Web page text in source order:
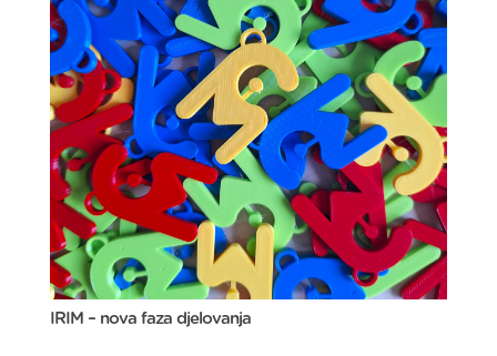
IRIM – nova faza djelovanja